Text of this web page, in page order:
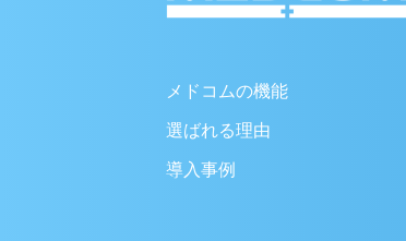
メドコムの機能
選ばれる理由
導入事例